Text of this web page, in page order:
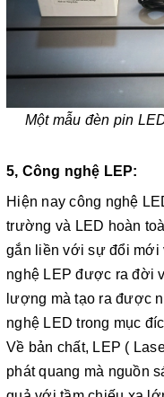
Một mẫu đèn pin
5, Công nghệ LEP:
Hiện nay công nghệ
trường và LED hoàn
gắn liền với sự đổi mới
nghệ LEP được ra đời
lượng mà tạo ra được
nghệ LED trong mục
Về bản chất, LEP (
phát quang mà nguồn